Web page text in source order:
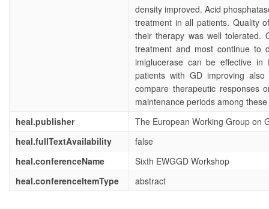
density improved. Acid
treatment in all patients. Quality
their therapy was well tolerated.
treatment and most continue to
imiglucerase can be effective
patients with GD improving
compare therapeutic responses
maintenance periods among
heal.publisher
The European Working Group on
heal.fullTextAvailability
false
heal.conferenceName
Sixth EWGGD Workshop
heal.conferenceItemType
abstract